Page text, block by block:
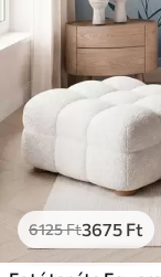
6125Ft3675 Ft